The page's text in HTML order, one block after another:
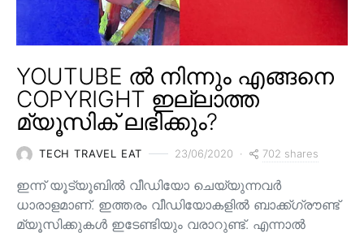
YOUTUBE ൽ നിന്നും എങ്ങനെ
COPYRIGHT ഇല്ലാത്ത
മ്യൂസിക് ലഭിക്കും?
TECH TRAVEL EAT 23/06/2020 702 shares
ഇന്ന് യൂട്യൂബിൽ വീഡിയോ ചെയ്യുന്നവർ
ധാരാളമാണ്. ഇത്തരം വീഡിയോകളിൽ ബാക്ക്ഗ്രൗണ്ട്
മ്യൂസിക്കുകൾ ഇടേണ്ടിയും വരാറുണ്ട്. എന്നാൽ